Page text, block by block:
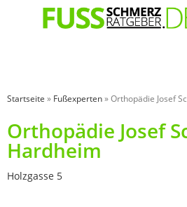
Startseite » Fußexperten»Orthopädie Josef
Orthopädie Josef
Hardheim
Holzgasse 5